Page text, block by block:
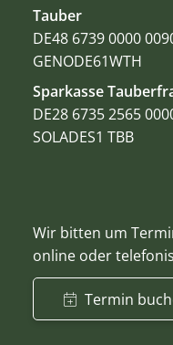
Tauber
DE48 6739 0000
GENODE61WTH
Sparkasse
DE28 6735 2565
SOLADES1 TBB
Wir bitten um
online oder
Termin